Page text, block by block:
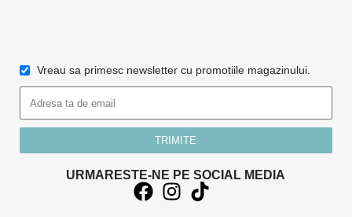
Vreau sa primesc newsletter cu promotiile magazinului.
TRIMITE
URMARESTE-NE PE SOCIAL MEDIA